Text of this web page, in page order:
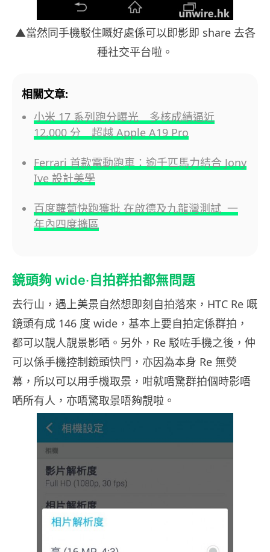
▲當然同手機駁住嘅好處係可以即影即 share 去各
種社交平台啦。
相關文章:
小米 17 系列跑分曝光 多核成績逼近
12,000 分 超越 Apple A19 Pro
Ferrari 首款電動跑車：逾千匹馬力結合 Jony
Ive 設計美學
百度蘿蔔快跑獲批 在啟德及九龍灣測試 一
年內四度擴區
鏡頭夠 wide‧自拍群拍都無問題
去行山，遇上美景自然想即刻自拍落來，HTC Re 嘅
鏡頭有成 146 度 wide，基本上要自拍定係群拍，
都可以靚人靚景影哂。另外，Re 駁咗手機之後，仲
可以係手機控制鏡頭快門，亦因為本身 Re 無熒
幕，所以可以用手機取景，咁就唔驚群拍個時影唔
哂所有人，亦唔驚取景唔夠靚啦。